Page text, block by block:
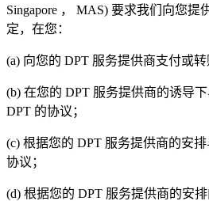
Singapore ， MAS) 要求我们向您提
定，在您：
(a) 向您的 DPT 服务提供商支付或
(b) 在您的 DPT 服务提供商的诱导
DPT 的协议；
(c) 根据您的 DPT 服务提供商的安
协议；
(d) 根据您的 DPT 服务提供商的安